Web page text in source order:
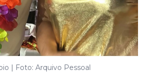
| Foto: Arquivo Pessoal